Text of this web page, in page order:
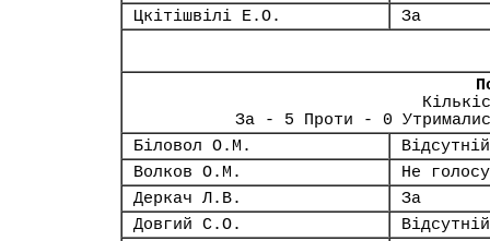
Цкітішвілі Е.О.
За
За - 5 Проти - 0
Біловол О.М.
Відсутній
Волков О.М.
Не
Деркач Л.В.
За
Довгий С.О.
Відсутній